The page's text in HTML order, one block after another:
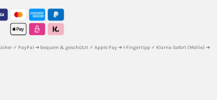
o
o
k
e
r
e
s
o
k
u
b
e
✓ PayPal ➔ bequem & geschützt ✓ Apple Pay ➔ 1-Fingertipp ✓ Klarna Sofort (Mollie) ➔